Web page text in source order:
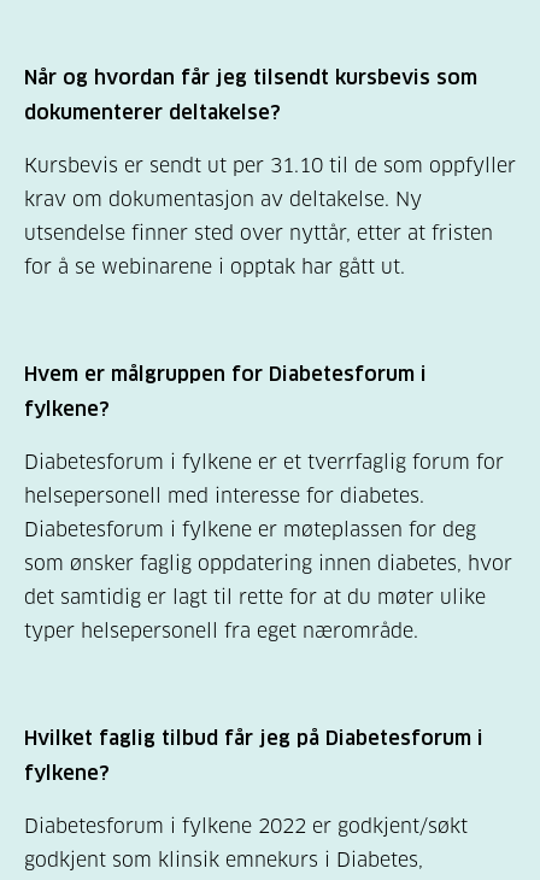
Når og hvordan får jeg tilsendt kursbevis som
dokumenterer deltakelse?
Kursbevis er sendt ut per 31.10 til de som oppfyller
krav om dokumentasjon av deltakelse. Ny
utsendelse finner sted over nyttår, etter at fristen
for å se webinarene i opptak har gått ut.
Hvem er målgruppen for Diabetesforum i
fylkene?
Diabetesforum i fylkene er et tverrfaglig forum for
helsepersonell med interesse for diabetes.
Diabetesforum i fylkene er møteplassen for deg
som ønsker faglig oppdatering innen diabetes, hvor
det samtidig er lagt til rette for at du møter ulike
typer helsepersonell fra eget nærområde.
Hvilket faglig tilbud får jeg på Diabetesforum i
fylkene?
Diabetesforum i fylkene 2022 er godkjent/søkt
godkjent som klinsik emnekurs i Diabetes,